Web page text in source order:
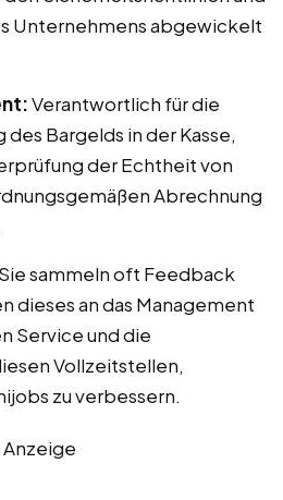
Unternehmens abgewickelt
Verantwortlich für die
Bargelds in der Kasse,
der Echtheit von
Abrechnung
Sie sammeln oft Feedback
dieses an das Management
Service und die
Vollzeitstellen,
zu verbessern.
Anzeige